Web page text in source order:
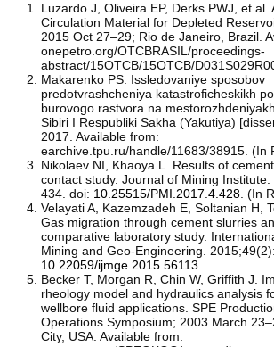
Luzardo J, Oliveira EP, Derks PWJ, et al.
Circulation Material for Depleted
2015 Oct 27–29; Rio de Janeiro, Brazil.
onepetro.org/OTCBRASIL/proceedings-
abstract/15OTCB/15OTCB/
Makarenko PS. Issledovaniye sposobov
predotvrashcheniya katastroficheskikh
burovogo rastvora na
Sibiri I Respubliki Sakha (Yakutiya)
2017. Available from:
earchive.tpu.ru/handle/11683/38915. (In
Nikolaev NI, Khaoya L. Results of
contact study. Journal of Mining
434. doi: 10.25515/PMI.2017.4.428. (In
Velayati A, Kazemzadeh E, Soltanian H,
Gas migration through cement slurries
comparative laboratory study.
Mining and Geo-Engineering.
10.22059/ijmge.2015.56113.
Becker T, Morgan R, Chin W, Griffith J.
rheology model and hydraulics analysis
wellbore fluid applications. SPE
Operations Symposium; 2003 March
City, USA. Available from: